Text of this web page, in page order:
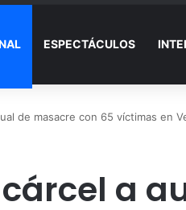
ESPECTÁCULOS
de masacre con 65 víctimas en
cárcel a